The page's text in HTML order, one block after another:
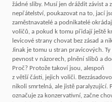
žádné sliby. Musí jen dráždit závist a
nepřátelství, poukazovat na to, jací
zaměstnavatelé a podnikatelé
voličů, a pokud k tomu přidají ještě
levicové strany chovat bez zásad a
Jinak je tomu u stran pravicových.
pevnost v názorech, plnění slibů a
Proč? Protože takoví jsou, alespoň
z větší části, jejich voliči.
nikoli smrtelná, ale jistě paralyzující.
označuje za konzervativní, začne